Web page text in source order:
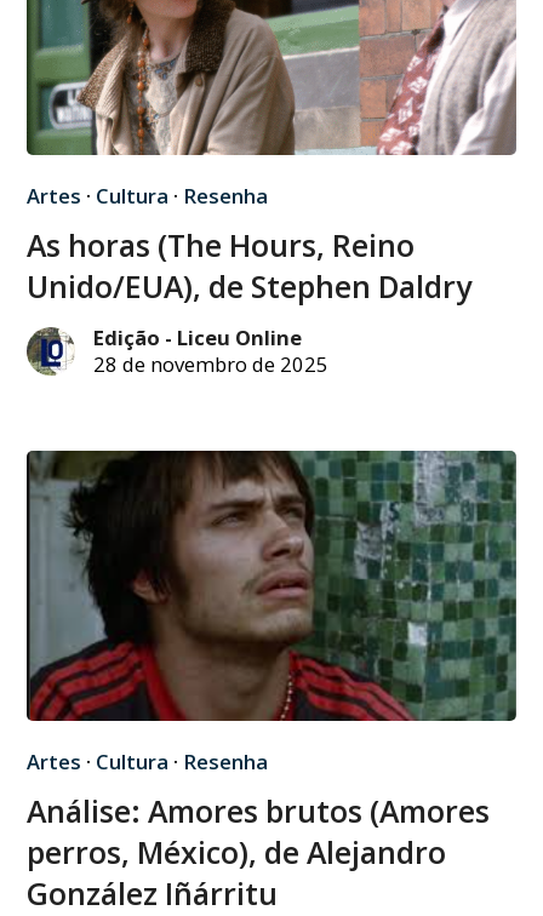
Artes · Cultura · Resenha
As horas (The Hours, Reino
Unido/EUA), de Stephen Daldry
Edição - Liceu Online
28 de novembro de 2025
Artes · Cultura · Resenha
Análise: Amores brutos (Amores
perros, México), de Alejandro
González Iñárritu